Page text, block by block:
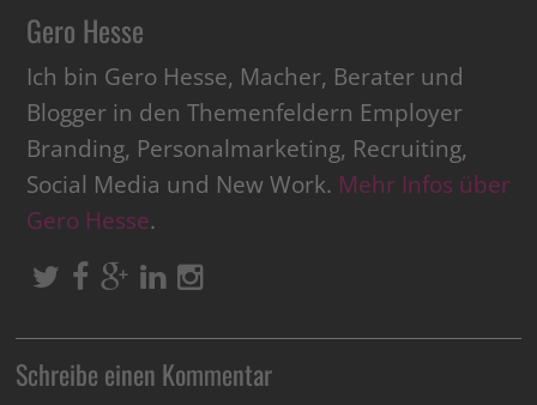
Gero Hesse
Ich bin Gero Hesse, Macher, Berater und
Blogger in den Themenfeldern Employer
Branding, Personalmarketing, Recruiting,
Social Media und New Work. Mehr Infos über
Gero Hesse.
Schreibe einen Kommentar